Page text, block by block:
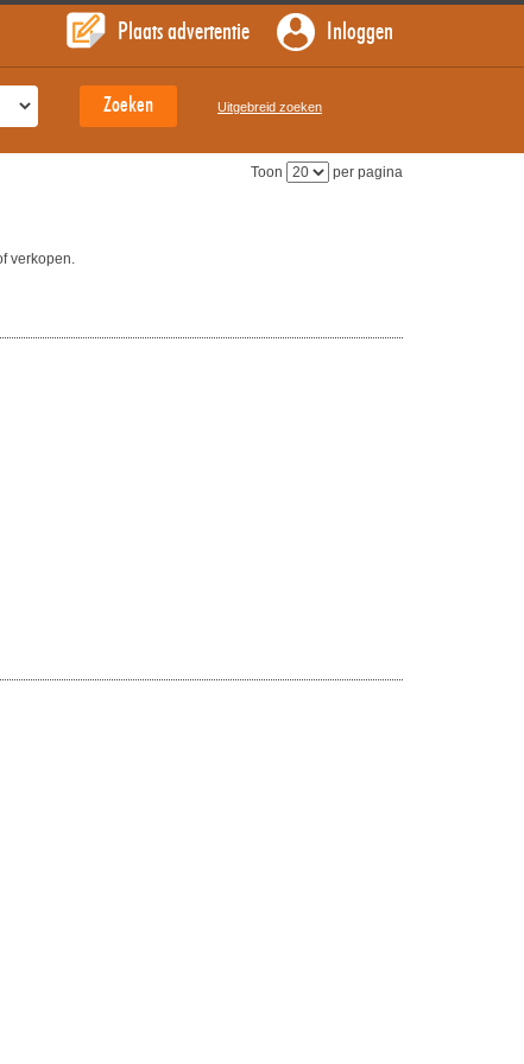
Plaats advertentie Inloggen
Uitgebreid zoeken
Toon per pagina
verkopen.